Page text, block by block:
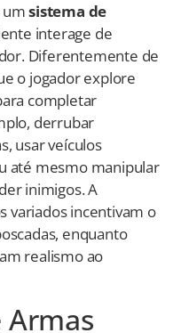
umsistema de
interage de
Diferentemente de
o jogador explore
completar
derrubar
usar veículos
até mesmo manipular
inimigos. A
variados incentivam o
enquanto
realismo ao
Armas